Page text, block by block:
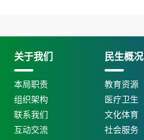
关于我们
本局职责
组织架构
联系我们
互动交流
民生概况
教育资源
医疗卫生
文化体育
社会服务